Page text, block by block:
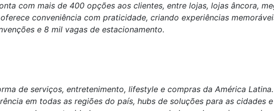
com mais de 400 opções aos clientes, entre lojas, lojas âncora,
conveniência com praticidade, criando experiências
e 8 mil vagas de estacionamento.
de serviços, entretenimento, lifestyle e compras da América
em todas as regiões do país, hubs de soluções para as cidades